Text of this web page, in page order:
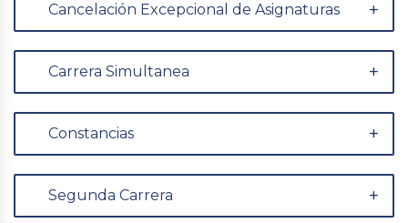
Cancelación Excepcional de Asignaturas
Carrera Simultanea
Constancias
Segunda Carrera